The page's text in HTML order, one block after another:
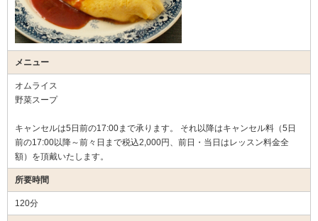
メニュー
オムライス
野菜スープ
キャンセルは5日前の17:00まで承ります。 それ以降はキャンセル料（5日
前の17:00以降～前々日まで税込2,000円、前日・当日はレッスン料金全
額）を頂戴いたします。
所要時間
120分